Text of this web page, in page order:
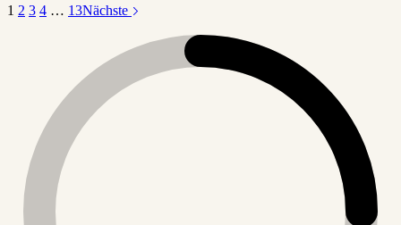
1 2 3 4 … 13Nächste